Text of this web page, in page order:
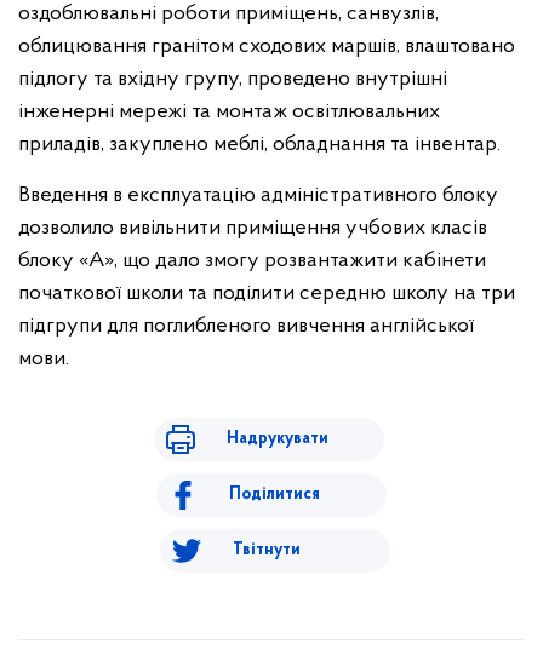
оздоблювальні роботи приміщень, санвузлів,
облицювання гранітом сходових маршів, влаштовано
підлогу та вхідну групу, проведено внутрішні
інженерні мережі та монтаж освітлювальних
приладів, закуплено меблі, обладнання та інвентар.
Введення в експлуатацію адміністративного блоку
дозволило вивільнити приміщення учбових класів
блоку «А», що дало змогу розвантажити кабінети
початкової школи та поділити середню школу на три
підгрупи для поглибленого вивчення англійської
мови.
Надрукувати
Поділитися
Твітнути